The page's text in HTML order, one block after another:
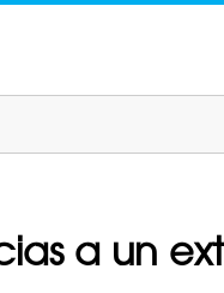
a un